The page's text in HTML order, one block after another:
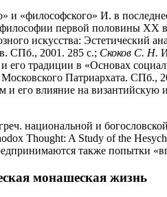
и «философского» И. в
первой половины XX
искусства:
СПб., 2001. 285 с.; Скоков С. Н.
его традиции в «Основах
Патриархата. СПб.,
и его влияние на
национальной и
Thought: A Study of the
также попытки
монашеская жизнь